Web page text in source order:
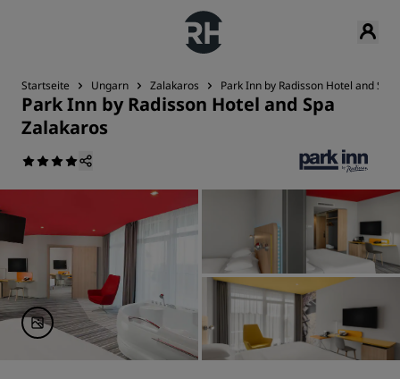
Startseite Ungarn Zalakaros Park Inn by Radisson Hotel and
Park Inn by Radisson Hotel and Spa
Zalakaros